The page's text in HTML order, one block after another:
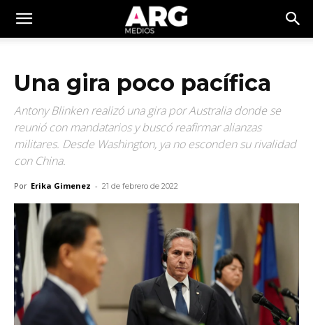
Una gira poco pacífica
Antony Blinken realizó una gira por Australia donde se
reunió con mandatarios y buscó reafirmar alianzas
militares. Desde Washington, ya no esconden su rivalidad
con China.
Por Erika Gimenez - 21 de febrero de 2022